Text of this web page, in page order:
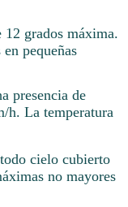
grados máxima.
pequeñas
presencia de
h. La temperatura
cielo cubierto
no mayores